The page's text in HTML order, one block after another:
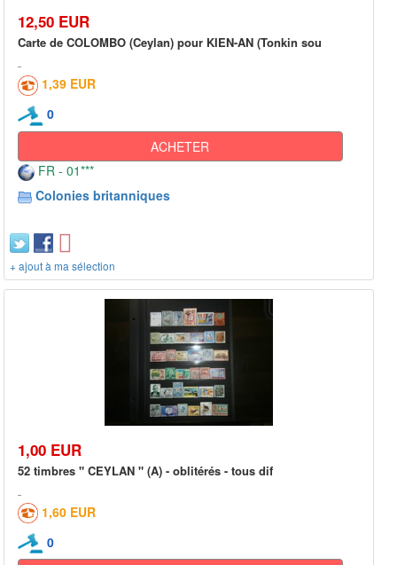
12,50 EUR
Carte de COLOMBO (Ceylan) pour KIEN-AN (Tonkin sou
1,39 EUR
0
ACHETER
FR - 01***
Colonies britanniques
+ ajout à ma sélection
1,00 EUR
52 timbres " CEYLAN " (A) - oblitérés - tous dif
1,60 EUR
0